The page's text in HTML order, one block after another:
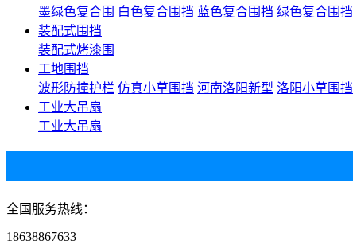
墨绿色复合围 白色复合围挡 蓝色复合围挡 绿色复合围挡
装配式围挡
装配式烤漆围
工地围挡
波形防撞护栏 仿真小草围挡 河南洛阳新型 洛阳小草围挡
工业大吊扇
工业大吊扇
全国服务热线：
18638867633